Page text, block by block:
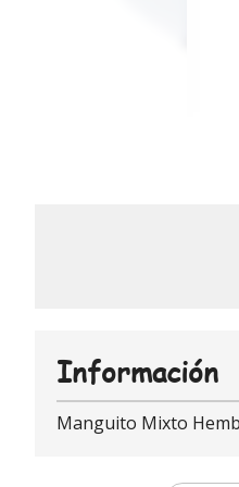
Información
Manguito Mixto